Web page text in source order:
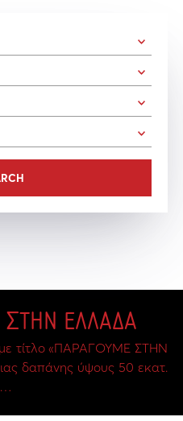
ΣΤΗΝ ΕΛΛΑΔΑ
τίτλο «ΠΑΡΑΓΟΥΜΕ ΣΤΗΝ
δαπάνης ύψους 50 εκατ.